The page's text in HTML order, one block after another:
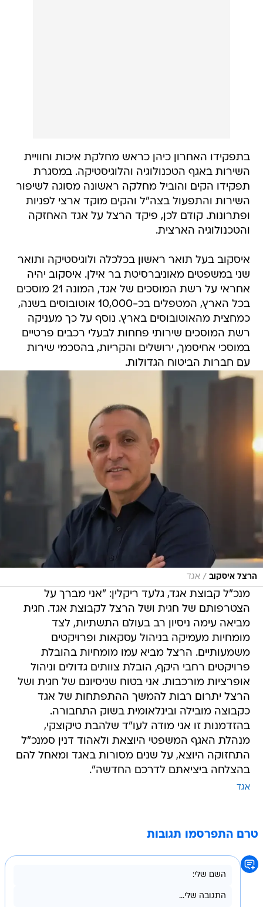
בתפקידו האחרון כיהן כראש מחלקת איכות וחוויית
השירות באגף הטכנולוגיה והלוגיסטיקה. במסגרת
תפקידו הקים והוביל מחלקה ראשונה מסוגה לשיפור
השירות והתפעול בצה"ל והקים מוקד ארצי לפניות
ופתרונות. קודם לכן, פיקד הרצל על אגד האחזקה
והטכנולוגיה הארצית.
איסקוב בעל תואר ראשון בכלכלה ולוגיסטיקה ותואר
שני במשפטים מאוניברסיטת בר אילן. איסקוב יהיה
אחראי על רשת המוסכים של אגד, המונה 21 מוסכים
בכל הארץ, המטפלים בכ-10,000 אוטובוסים בשנה,
כמחצית מהאוטובוסים בארץ. נוסף על כך מעניקה
רשת המוסכים שירותי פחחות לבעלי רכבים פרטיים
במוסכי אחיסמך, ירושלים והקריות, בהסכמי שירות
עם חברות הביטוח הגדולות.
הרצל איסקוב / אגד
מנכ"ל קבוצת אגד, גלעד ריקלין: "אני מברך על
הצטרפותם של חגית ושל הרצל לקבוצת אגד. חגית
מביאה עימה ניסיון רב בעולם התשתיות, לצד
מומחיות מעמיקה בניהול עסקאות ופרויקטים
משמעותיים. הרצל מביא עמו מומחיות בהובלת
פרויקטים רחבי היקף, הובלת צוותים גדולים וניהול
אופרציות מורכבות. אני בטוח שניסיונם של חגית ושל
הרצל יתרום רבות להמשך ההתפתחות של אגד
כקבוצה מובילה ובינלאומית בשוק התחבורה.
בהזדמנות זו אני מודה לעו"ד שלהבת טיקוצקי,
מנהלת האגף המשפטי היוצאת ולאהוד דנין סמנכ"ל
התחזוקה היוצא, על שנים מסורות באגד ומאחל להם
בהצלחה ביציאתם לדרכם החדשה".
אגד
טרם התפרסמו תגובות